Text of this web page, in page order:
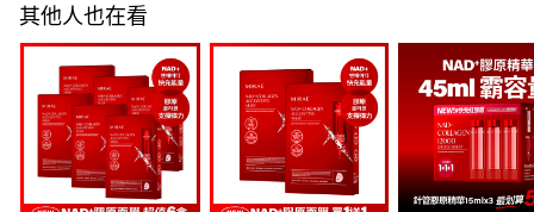
權轉讓予恩沛科技股份有限公司。
２．關於個人資料處理事宜，請瀏覽以下網址：
https://aftee.tw/terms/#terms3
３．未成年的使用者請事先徵得法定代理人或監護人之同意方可使用
「AFTEE先享後付」，若未經同意申辦者引起之損失，本公司不負相關責
任。
４．使用「AFTEE先享後付」時，將依據個別帳號之用戶狀況，依本公司即
時審查核予不同之上限額度；若仍有額度不足之情形，本公司將視審查結果
請求用戶進行身份認證。
５．嚴禁一人註冊多個帳號或使用他人資訊註冊。若發現惡意使用之情形，
付款後7-11取貨
每筆NT$100，滿NT$600(含以上)免運費
每筆NT$100，滿NT$600(含以上)免運費
離島配送
每筆NT$150，滿NT$1,500(含以上)免運費
其他人也在看